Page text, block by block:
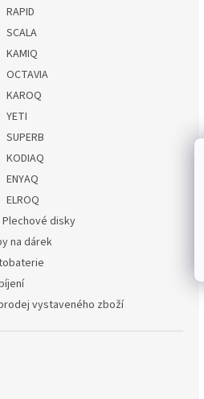
RAPID
SCALA
KAMIQ
OCTAVIA
KAROQ
YETI
SUPERB
KODIAQ
ENYAQ
ELROQ
Plechové disky
na dárek
vystaveného zboží